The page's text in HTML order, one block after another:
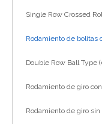
Single Row Crossed
Rodamiento de bolitas
Double Row Ball Type
Rodamiento de giro
Rodamiento de giro